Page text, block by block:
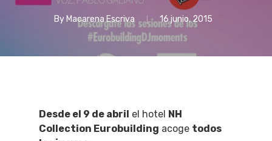
By Macarena Escriva 16 junio, 2015
Desde el 9 de abril el hotel NH
Collection Eurobuilding acoge todos